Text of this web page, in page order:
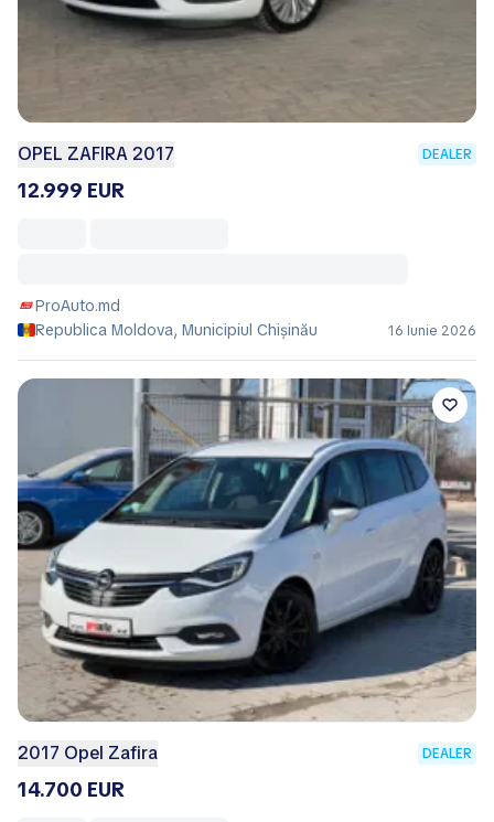
OPEL ZAFIRA 2017 DEALER
12.999 EUR
ProAuto.md
Republica Moldova, Municipiul Chișinău
16 Iunie 2026
2017 Opel Zafira DEALER
14.700 EUR